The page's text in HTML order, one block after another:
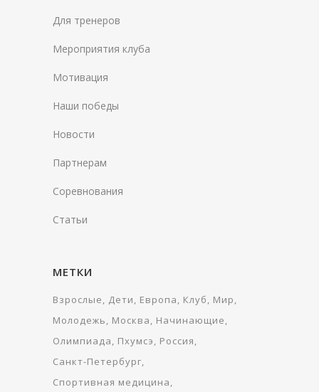
Для тренеров
Мероприятия клуба
Мотивация
Наши победы
Новости
Партнерам
Соревнования
Статьи
МЕТКИ
Взрослые Дети Европа Клуб
Мир
Молодежь
Москва
Начинающие
Олимпиада
Пхумсэ
Россия
Санкт-Петербург
Спортивная медицина